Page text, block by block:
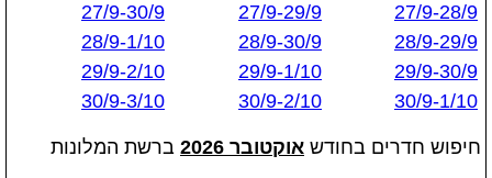
27/9-28/9
27/9-29/9
27/9-30/9
28/9-29/9
28/9-30/9
28/9-1/10
29/9-30/9
29/9-1/10
29/9-2/10
30/9-1/10
30/9-2/10
30/9-3/10
חיפוש חדרים בחודש אוקטובר 2026
ברשת המלונות